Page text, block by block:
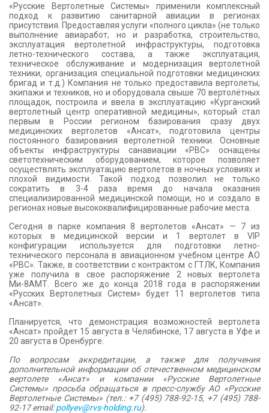
«Русские Вертолетные Системы» применили комплексный
подход к развитию санитарной авиации в регионах
присутствия. Предоставляя услуги «полного цикла» (не только
выполнение авиаработ, но и разработка, строительство,
эксплуатация вертолетной инфраструктуры, подготовка
летно-технического состава, а также эксплуатация,
техническое обслуживание и модернизация вертолетной
техники, организация специальной подготовки медицинских
бригад и т.д.) Компания не только предоставила вертолеты,
экипажи и техников, но и оборудовала свыше 70 вертолётных
площадок, построила и ввела в эксплуатацию «Курганский
вертолетный центр оперативной медицины», который стал
первым в России регионом базирования сразу двух
медицинских вертолетов «Ансат», подготовила центры
постоянного базирования вертолетной техники. Основные
объекты инфраструктуры санавиации «РВС» оснащены
светотехническим оборудованием, которое позволяет
осуществлять эксплуатацию вертолетов в ночных условиях и
плохой видимости. Такой подход позволил не только
сократить в 3-4 раза время до начала оказания
специализированной медицинской помощи, но и создало в
регионах новые высококвалифицированные рабочие места.
Сегодня в парке компания 8 вертолетов «Ансат» — 7 из
которых в медицинской версии и 1 вертолет в VIP
конфигурации используется для подготовки летно-
технического персонала в авиационном учебном центре АО
«РВС». Также, в соответствии с контрактом с ГТЛК, Компания
уже получила в свое распоряжение 2 новых вертолета
Ми-8АМТ. Всего же до конца 2018 года в распоряжении
«Русских Вертолетных Систем» будет 11 вертолетов типа
«Ансат».
Планируется, что демонстрация возможностей вертолета
«Ансат» пройдет 15 августа в Челябинске, 17 августа в Уфе и
20 августа в Оренбурге.
По вопросам аккредитации, а также для получения
дополнительной информации об отечественном медицинском
вертолете «Ансат» и компании «Русские Вертолетные
Системы» просьба обращаться в пресс-службу АО «Русские
Вертолетные Системы» (тел.: +7 (495) 788-92-15, +7 (495) 788-
92-17 email:pollyev@rvs-holding.ru).